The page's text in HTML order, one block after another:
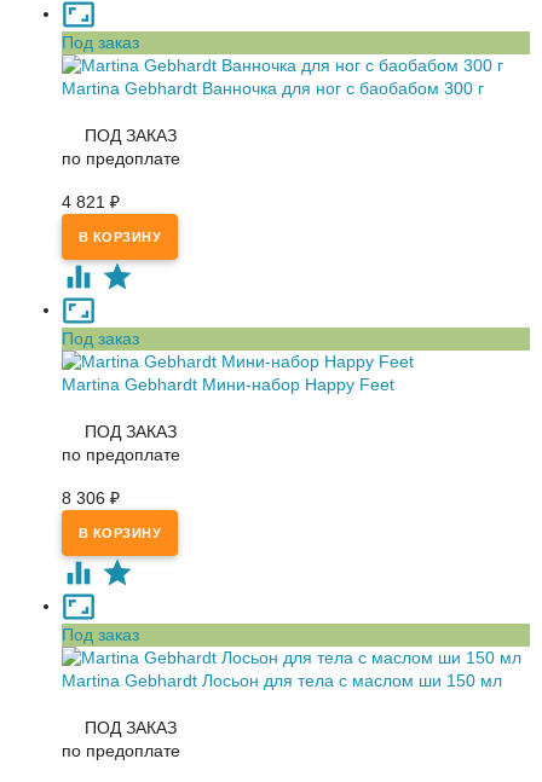
Под заказ
Martina Gebhardt Ванночка для ног с баобабом 300 г
ПОД ЗАКАЗ
по предоплате
4 821 ₽
Под заказ
Martina Gebhardt Мини-набор Happy Feet
ПОД ЗАКАЗ
по предоплате
8 306 ₽
Под заказ
Martina Gebhardt Лосьон для тела с маслом ши 150 мл
ПОД ЗАКАЗ
по предоплате